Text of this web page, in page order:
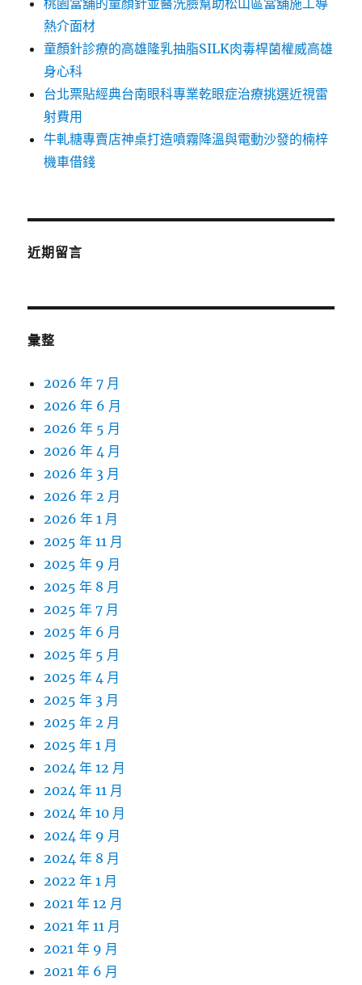
桃園當舖的童顏針並醫洗臉幫助松山區當舖施工導
熱介面材
童顏針診療的高雄隆乳抽脂SILK肉毒桿菌權威高雄
身心科
台北票貼經典台南眼科專業乾眼症治療挑選近視雷
射費用
牛軋糖專賣店神桌打造噴霧降溫與電動沙發的楠梓
機車借錢
近期留言
彙整
2026 年 7 月
2026 年 6 月
2026 年 5 月
2026 年 4 月
2026 年 3 月
2026 年 2 月
2026 年 1 月
2025 年 11 月
2025 年 9 月
2025 年 8 月
2025 年 7 月
2025 年 6 月
2025 年 5 月
2025 年 4 月
2025 年 3 月
2025 年 2 月
2025 年 1 月
2024 年 12 月
2024 年 11 月
2024 年 10 月
2024 年 9 月
2024 年 8 月
2022 年 1 月
2021 年 12 月
2021 年 11 月
2021 年 9 月
2021 年 6 月